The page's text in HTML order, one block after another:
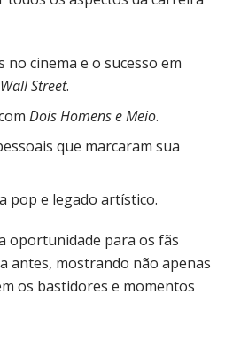
cinema e o sucesso em
Wall Street.
Dois Homens e Meio.
que marcaram sua
pop e legado artístico.
oportunidade para os fãs
antes, mostrando não apenas
os bastidores e momentos